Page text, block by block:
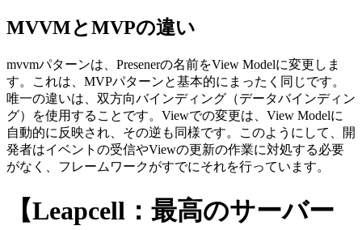
MVVMとMVPの違い
mvvmパターンは、Presenerの名前をView Modelに変更しま
す。これは、MVPパターンと基本的にまったく同じです。
唯一の違いは、双方向バインディング（データバインディン
グ）を使用することです。Viewでの変更は、View Modelに
自動的に反映され、その逆も同様です。このようにして、開
発者はイベントの受信やViewの更新の作業に対処する必要
がなく、フレームワークがすでにそれを行っています。
【Leapcell：最高のサーバー